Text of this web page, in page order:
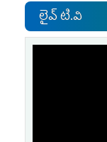
లైవ్ టి.వి